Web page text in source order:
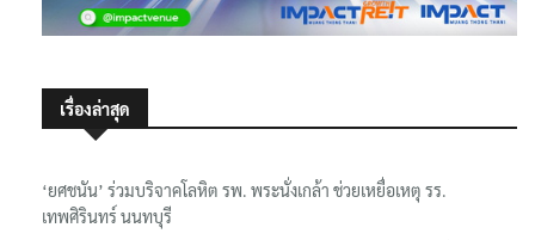
เรื่องล่าสุด
‘ยศชนัน’ ร่วมบริจาคโลหิต รพ. พระนั่งเกล้า ช่วยเหยื่อเหตุ รร.
เทพศิรินทร์ นนทบุรี